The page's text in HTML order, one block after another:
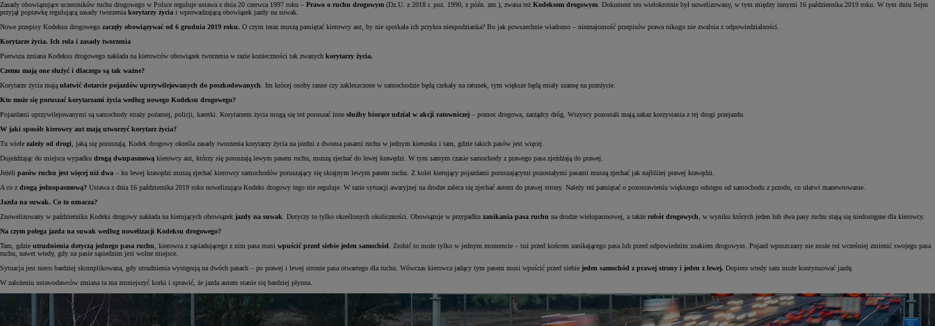
Zasady obowiązujące uczestników ruchu drogowego w Polsce reguluje ustawa z dnia 20 czerwca 1997 roku – Prawo o ruchu drogowym (Dz.U. z 2018 r. poz. 1990, z późn. zm.), zwana też Kodeksem drogowym. Dokument ten wielokrotnie był nowelizowany, w tym między innymi 16 października 2019 roku. W tym dniu Sejm
przyjął poprawkę regulującą zasady tworzenia korytarzy życia i wprowadzającą obowiązek jazdy na suwak.
Nowe przepisy Kodeksu drogowego zaczęły obowiązywać od 6 grudnia 2019 roku. O czym teraz muszą pamiętać kierowcy aut, by nie spotkała ich przykra niespodzianka? Bo jak powszechnie wiadomo – nieznajomość przepisów prawa nikogo nie zwalnia z odpowiedzialności.
Korytarze życia. Ich rola i zasady tworzenia
Pierwsza zmiana Kodeksu drogowego nakłada na kierowców obowiązek tworzenia w razie konieczności tak zwanych korytarzy życia.
Czemu mają one służyć i dlaczego są tak ważne?
Korytarze życia mają ułatwić dotarcie pojazdów uprzywilejowanych do poszkodowanych. Im krócej osoby ranne czy zakleszczone w samochodzie będą czekały na ratunek, tym większe będą miały szansę na przeżycie.
Kto może się poruszać korytarzami życia według nowego Kodeksu drogowego?
Pojazdami uprzywilejowanymi są samochody straży pożarnej, policji, karetki. Korytarzem życia mogą się też poruszać inne służby biorące udział w akcji ratowniczej – pomoc drogowa, zarządcy dróg. Wszyscy pozostali mają zakaz korzystania z tej drogi przejazdu.
W jaki sposób kierowcy aut mają utworzyć korytarz życia?
Tu wiele zależy od drogi, jaką się poruszają. Kodek drogowy określa zasady tworzenia korytarzy życia na jezdni z dwoma pasami ruchu w jednym kierunku i tam, gdzie takich pasów jest więcej.
Dojeżdżając do miejsca wypadku drogą dwupasmową kierowcy aut, którzy się poruszają lewym pasem ruchu, muszą zjechać do lewej krawędzi. W tym samym czasie samochody z prawego pasa zjeżdżają do prawej.
Jeżeli pasów ruchu jest więcej niż dwa – ku lewej krawędzi muszą zjechać kierowcy samochodów poruszający się skrajnym lewym pasem ruchu. Z kolei kierujący pojazdami poruszającymi pozostałymi pasami muszą zjechać jak najbliżej prawej krawędzi.
A co z drogą jednopasmową? Ustawa z dnia 16 października 2019 roku nowelizująca Kodeks drogowy tego nie reguluje. W razie sytuacji awaryjnej na drodze zaleca się zjechać autem do prawej strony. Należy też pamiętać o pozostawieniu większego odstępu od samochodu z przodu, co ułatwi manewrowanie.
Jazda na suwak. Co to oznacza?
Znowelizowany w październiku Kodeks drogowy nakłada na kierujących obowiązek jazdy na suwak. Dotyczy to tylko określonych okoliczności. Obowiązuje w przypadku zanikania pasa ruchu na drodze wielopasmowej, a także robót drogowych, w wyniku których jeden lub dwa pasy ruchu stają się niedostępne dla kierowcy.
Na czym polega jazda na suwak według nowelizacji Kodeksu drogowego?
Tam, gdzie utrudnienia dotyczą jednego pasa ruchu, kierowca z sąsiadującego z nim pasa musi wpuścić przed siebie jeden samochód. Zrobić to może tylko w jednym momencie – tuż przed końcem zanikającego pasa lub przed odpowiednim znakiem drogowym. Pojazd wpuszczany nie może też wcześniej zmienić swojego pasa
ruchu, nawet wtedy, gdy na pasie sąsiednim jest wolne miejsce.
Sytuacja jest nieco bardziej skomplikowana, gdy utrudnienia występują na dwóch pasach – po prawej i lewej stronie pasa otwartego dla ruchu. Wówczas kierowca jadący tym pasem musi wpuścić przed siebie jeden samochód z prawej strony i jeden z lewej. Dopiero wtedy sam może kontynuować jazdę.
W założeniu ustawodawców zmiana ta ma zmniejszyć korki i sprawić, że jazda autem stanie się bardziej płynna.